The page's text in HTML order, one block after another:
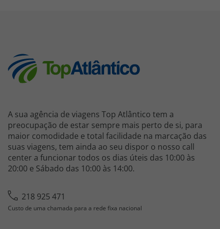
A sua agência de viagens Top Atlântico tem a
preocupação de estar sempre mais perto de si, para
maior comodidade e total facilidade na marcação das
suas viagens, tem ainda ao seu dispor o nosso call
center a funcionar todos os dias úteis das 10:00 às
20:00 e Sábado das 10:00 às 14:00.
218 925 471
Custo de uma chamada para a rede fixa nacional